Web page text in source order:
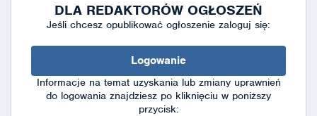
DLA REDAKTORÓW OGŁOSZEŃ
Jeśli chcesz opublikować ogłoszenie zaloguj się:
Logowanie
Informacje na temat uzyskania lub zmiany uprawnień
do logowania znajdziesz po kliknięciu w poniższy
przycisk: